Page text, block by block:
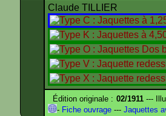
Claude TILLIER
Édition originale : 02/1911---
- Fiche ouvrage --- Jaquettes